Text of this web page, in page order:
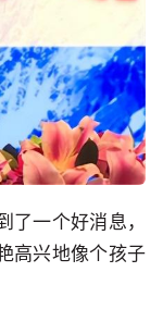
一个好消息，
高兴地像个孩子